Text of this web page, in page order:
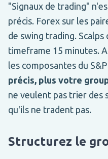
"Signaux de trading"
précis. Forex sur les
de swing trading.
timeframe 15 minutes.
les composantes du
précis, plus votre
ne veulent pas trier des
qu'ils ne tradent pas.
Structurez le